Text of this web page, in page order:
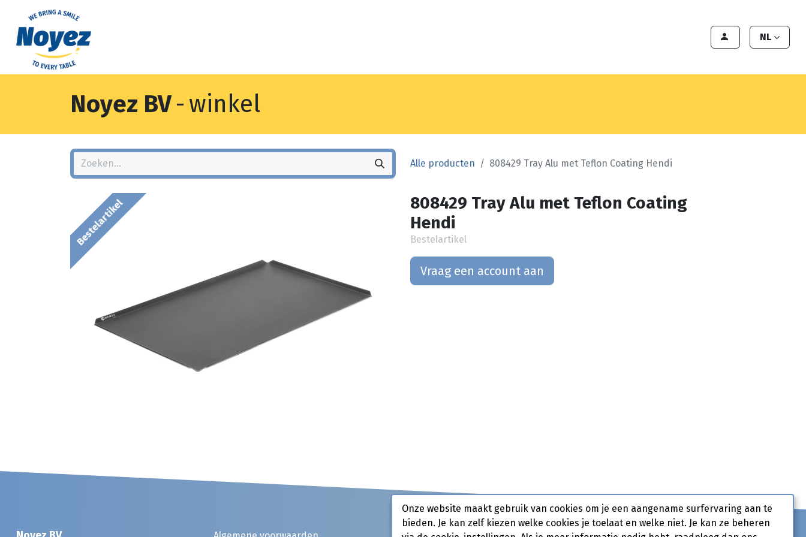
NL
Noyez BV- winkel
Alle producten 808429 Tray Alu met Teflon Coating Hendi
Bestelartikel
808429 Tray Alu met Teflon Coating
Hendi
Bestelartikel
Vraag een account aan
Onze website maakt gebruik van cookies om je een aangename surfervaring aan te
bieden. Je kan zelf kiezen welke cookies je toelaat en welke niet. Je kan ze beheren